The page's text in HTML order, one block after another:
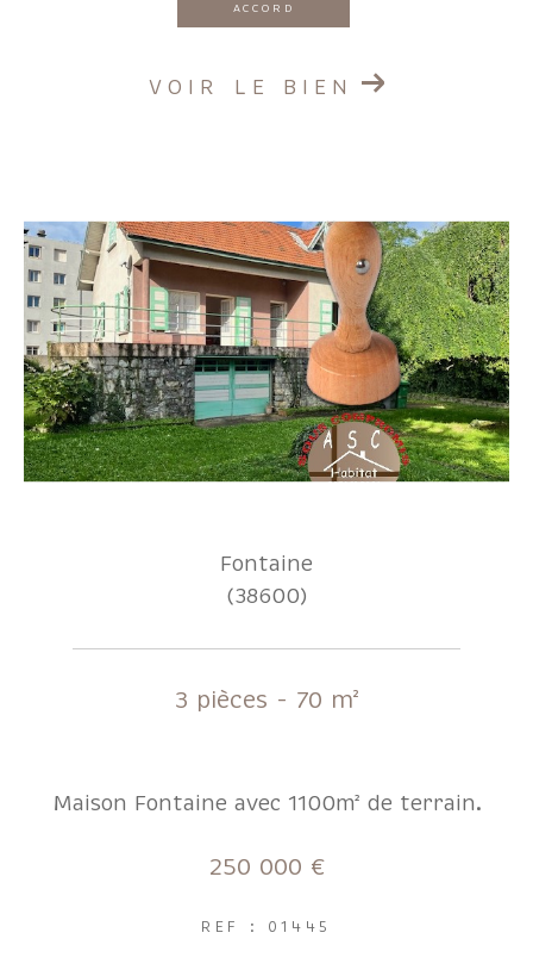
ACCORD
VOIR LE BIEN
Fontaine
(38600)
3 pièces - 70 m²
Maison Fontaine avec 1100m² de terrain.
250 000 €
REF : 01445